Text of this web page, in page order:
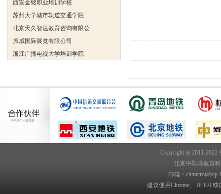
北京天久智达教育咨询有限公
陕西交通职业技术学院
安弗施无线射频系统(上海)有
达诺巴特集团（中国）
欧姆龙自动化（中国）有限公
中铁隧道勘测设计院有限公司
克诺尔车辆设备（苏州）有限
Copyright ◎ 2011-2022
北京中轨联教育
邮箱：
建议使用Chrome、 IE 8.0